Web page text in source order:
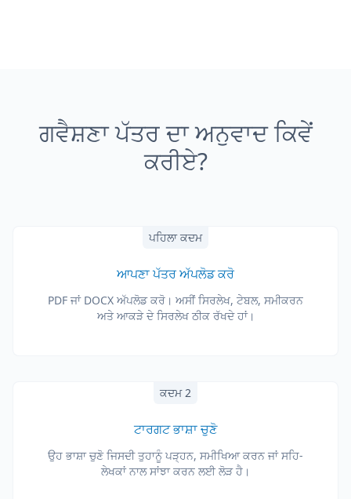
ਗਵੈਸ਼ਣਾ ਪੱਤਰ ਦਾ ਅਨੁਵਾਦ ਕਿਵੇਂ
ਕਰੀਏ?
ਪਹਿਲਾ ਕਦਮ
ਆਪਣਾ ਪੱਤਰ ਅੱਪਲੋਡ ਕਰੋ
PDF ਜਾਂ DOCX ਅੱਪਲੋਡ ਕਰੋ। ਅਸੀਂ ਸਿਰਲੇਖ, ਟੇਬਲ, ਸਮੀਕਰਨ
ਅਤੇ ਆਕੜੇ ਦੇ ਸਿਰਲੇਖ ਠੀਕ ਰੱਖਦੇ ਹਾਂ।
ਕਦਮ 2
ਟਾਰਗਟ ਭਾਸ਼ਾ ਚੁਣੋ
ਉਹ ਭਾਸ਼ਾ ਚੁਣੋ ਜਿਸਦੀ ਤੁਹਾਨੂੰ ਪੜ੍ਹਨ, ਸਮੀਖਿਆ ਕਰਨ ਜਾਂ ਸਹਿ-
ਲੇਖਕਾਂ ਨਾਲ ਸਾਂਝਾ ਕਰਨ ਲਈ ਲੋੜ ਹੈ।